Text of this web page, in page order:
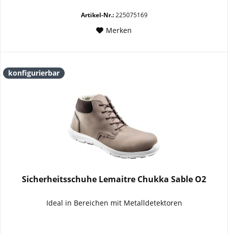
Artikel-Nr.:225075169
Merken
konfigurierbar
Sicherheitsschuhe Lemaitre Chukka Sable O2
Ideal in Bereichen mit Metalldetektoren